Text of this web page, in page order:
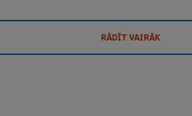
RĀDĪT VAIRĀK